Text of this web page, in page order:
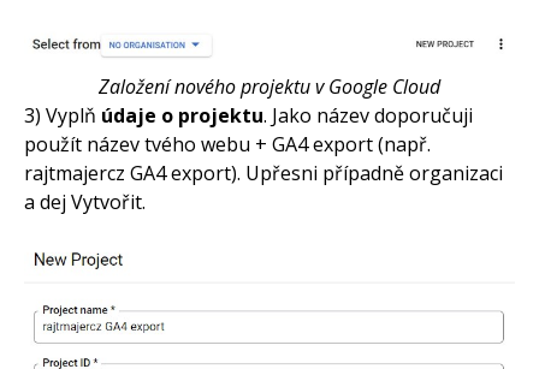
Jak přidat přístup k e-shopu v
Mergadu
Jak používat bidding na
zbožácích
Založení nového projektu v Google Cloud
3) Vyplň údaje o projektu. Jako název doporučuji
použít název tvého webu + GA4 export (např.
rajtmajercz GA4 export). Upřesni případně organizaci
a dej Vytvořit.